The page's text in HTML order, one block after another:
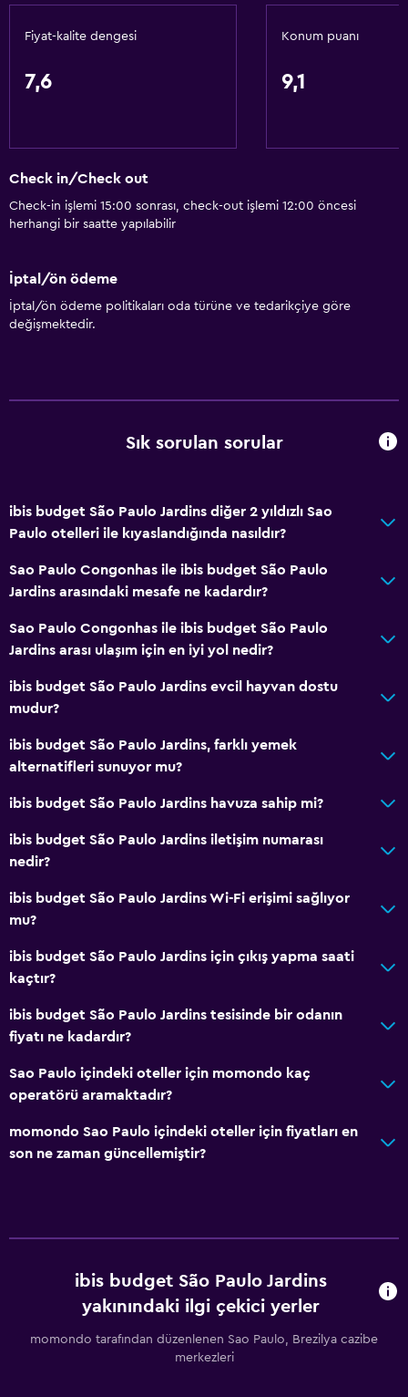
Fiyat-kalite dengesi
7,6
Konum puanı
9,1
Check in/Check out
Check-in işlemi 15:00 sonrası, check-out işlemi 12:00 öncesi
herhangi bir saatte yapılabilir
İptal/ön ödeme
İptal/ön ödeme politikaları oda türüne ve tedarikçiye göre
değişmektedir.
Sık sorulan sorular
ibis budget São Paulo Jardins diğer 2 yıldızlı Sao
Paulo otelleri ile kıyaslandığında nasıldır?
Sao Paulo Congonhas ile ibis budget São Paulo
Jardins arasındaki mesafe ne kadardır?
Sao Paulo Congonhas ile ibis budget São Paulo
Jardins arası ulaşım için en iyi yol nedir?
ibis budget São Paulo Jardins evcil hayvan dostu
mudur?
ibis budget São Paulo Jardins, farklı yemek
alternatifleri sunuyor mu?
ibis budget São Paulo Jardins havuza sahip mi?
ibis budget São Paulo Jardins iletişim numarası
nedir?
ibis budget São Paulo Jardins Wi-Fi erişimi sağlıyor
mu?
ibis budget São Paulo Jardins için çıkış yapma saati
kaçtır?
ibis budget São Paulo Jardins tesisinde bir odanın
fiyatı ne kadardır?
Sao Paulo içindeki oteller için momondo kaç
operatörü aramaktadır?
momondo Sao Paulo içindeki oteller için fiyatları en
son ne zaman güncellemiştir?
ibis budget São Paulo Jardins
yakınındaki ilgi çekici yerler
momondo tarafından düzenlenen Sao Paulo, Brezilya cazibe
merkezleri